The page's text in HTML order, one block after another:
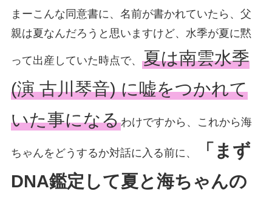
まーこんな同意書に、名前が書かれていたら、父
親は夏なんだろうと思いますけど、水季が夏に黙
って出産していた時点で、 夏は南雲水季
(演 古川琴音) に嘘をつかれて
いた事になるわけですから、これから海
ちゃんをどうするか対話に入る前に、
「まず
DNA鑑定して夏と海ちゃんの